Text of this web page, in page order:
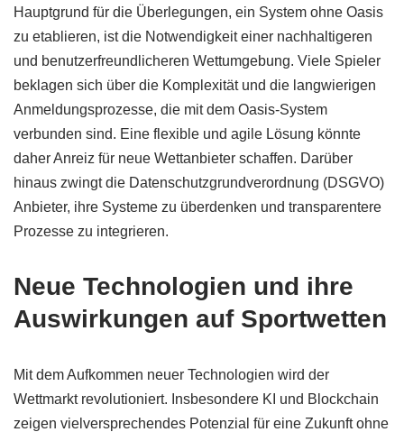
Hauptgrund für die Überlegungen, ein System ohne Oasis
zu etablieren, ist die Notwendigkeit einer nachhaltigeren
und benutzerfreundlicheren Wettumgebung. Viele Spieler
beklagen sich über die Komplexität und die langwierigen
Anmeldungsprozesse, die mit dem Oasis-System
verbunden sind. Eine flexible und agile Lösung könnte
daher Anreiz für neue Wettanbieter schaffen. Darüber
hinaus zwingt die Datenschutzgrundverordnung (DSGVO)
Anbieter, ihre Systeme zu überdenken und transparentere
Prozesse zu integrieren.
Neue Technologien und ihre
Auswirkungen auf Sportwetten
Mit dem Aufkommen neuer Technologien wird der
Wettmarkt revolutioniert. Insbesondere KI und Blockchain
zeigen vielversprechendes Potenzial für eine Zukunft ohne